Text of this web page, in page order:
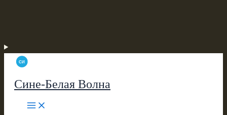
Сине-Белая Волна